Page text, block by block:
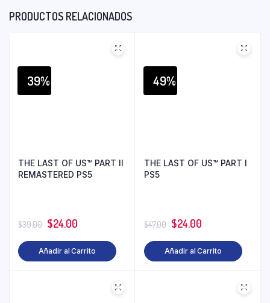
PRODUCTOS RELACIONADOS
39%
THE LAST OF US™ PART II
REMASTERED PS5
$39.00 $24.00
Añadir al Carrito
49%
THE LAST OF US™ PART I
PS5
$47.00 $24.00
Añadir al Carrito